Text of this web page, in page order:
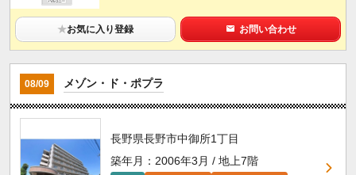
★お気に入り登録 お問い合わせ
08/09 メゾン・ド・ポプラ
長野県長野市中御所1丁目
築年月：2006年3月 / 地上7階